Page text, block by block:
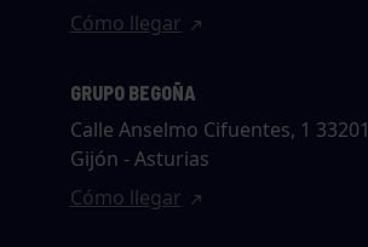
Cómo llegar
GRUPO BEGOÑA
Calle Anselmo Cifuentes, 1 33201
Gijón - Asturias
Cómo llegar